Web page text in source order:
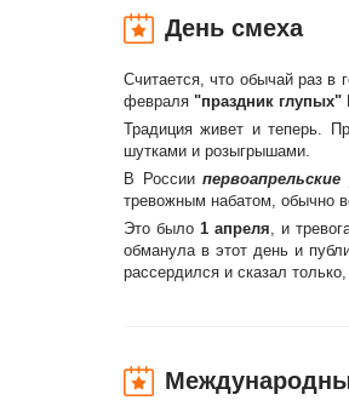
День смеха
Считается, что обычай раз в
февраля "праздник глупых"
Традиция живет и теперь.
шутками и розыгрышами.
В России
тревожным набатом, обычно
Это было 1 апреля, и
обманула в этот день и
рассердился и сказал